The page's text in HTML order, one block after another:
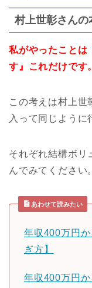
村上世彰さんの
私がやったこと
す』これだけです。
この考えは村上世
入って同じように
それぞれ結構ボリ
んでみてください。
あわせて読みたい
年収400万円
ぎ方】
年収400万円